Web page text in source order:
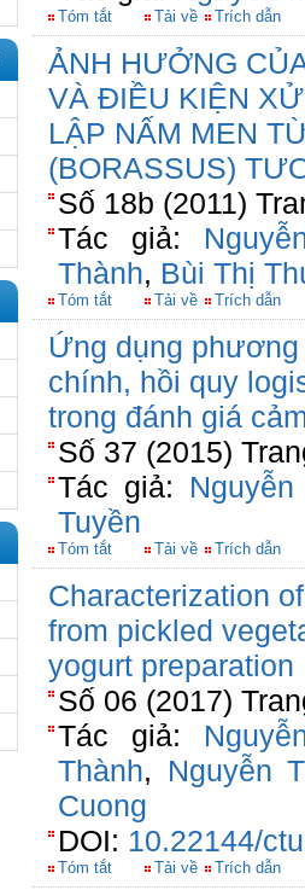
Tóm tắt Tải về Trích dẫn
ẢNH HƯỞNG
VÀ ĐIỀU KIỆN
LẬP NẤM MEN
(BORASSUS)
Số 18b (2011)
Tác giả:
Thành, Bùi Thị
Tóm tắt Tải về Trích dẫn
Ứng dụng
chính, hồi quy
trong đánh giá
Số 37 (2015)
Tác giả:
Tuyền
Tóm tắt Tải về Trích dẫn
Characterization
from pickled
yogurt preparation
Số 06 (2017)
Tác giả:
Thành, Nguyễn
Cuong
DOI: 10.22144/
Tóm tắt Tải về Trích dẫn